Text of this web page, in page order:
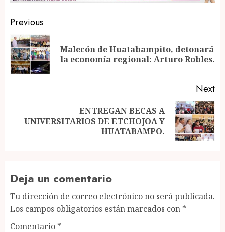
Post
navigation
Previous
Malecón de Huatabampito, detonará
la economía regional: Arturo Robles.
Next
Next
ENTREGAN BECAS A
UNIVERSITARIOS DE ETCHOJOA Y
HUATABAMPO.
Deja un comentario
Tu dirección de correo electrónico no será publicada.
Los campos obligatorios están marcados con *
Comentario *